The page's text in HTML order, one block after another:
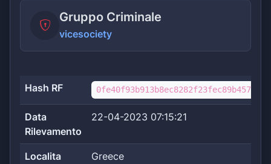
Gruppo Criminale
vicesociety
Hash RF
Data
Rilevamento
22-04-2023 07:15:21
Localita
Greece